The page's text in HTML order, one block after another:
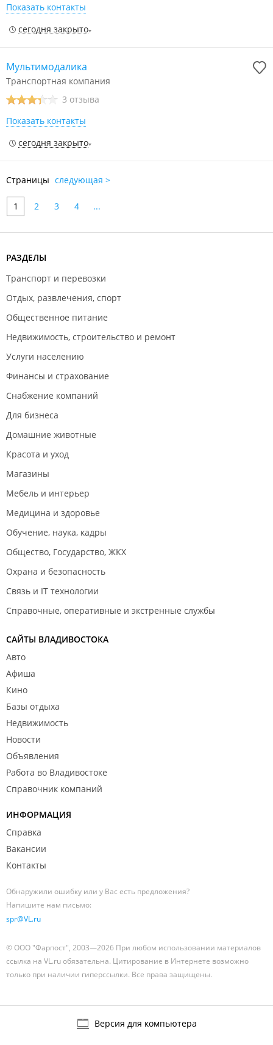
Показать контакты
сегодня закрыто
Мультимодалика
Транспортная компания
3 отзыва
Показать контакты
сегодня закрыто
Страницы следующая >
1 2 3 4 ...
РАЗДЕЛЫ
Транспорт и перевозки
Отдых, развлечения, спорт
Общественное питание
Недвижимость, строительство и ремонт
Услуги населению
Финансы и страхование
Снабжение компаний
Для бизнеса
Домашние животные
Красота и уход
Магазины
Мебель и интерьер
Медицина и здоровье
Обучение, наука, кадры
Общество, Государство, ЖКХ
Охрана и безопасность
Связь и IT технологии
Справочные, оперативные и экстренные службы
САЙТЫ ВЛАДИВОСТОКА
Авто
Афиша
Кино
Базы отдыха
Недвижимость
Новости
Объявления
Работа во Владивостоке
Справочник компаний
ИНФОРМАЦИЯ
Справка
Вакансии
Контакты
Обнаружили ошибку или у Вас есть предложения?
Напишите нам письмо:
spr@VL.ru
© ООО "Фарпост", 2003—2026 При любом использовании материалов
ссылка на VL.ru обязательна. Цитирование в Интернете возможно
только при наличии гиперссылки. Все права защищены.
Версия для компьютера